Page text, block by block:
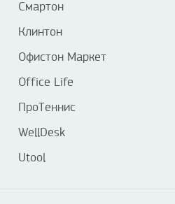
Смартон
Клинтон
Офистон Маркет
Office Life
ПроТеннис
WellDesk
Utool